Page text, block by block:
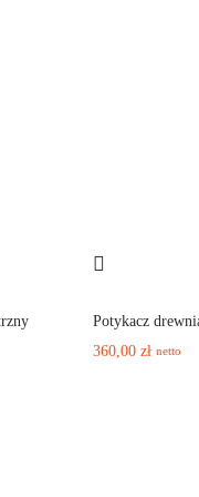
Potykacz
360,00 zł netto